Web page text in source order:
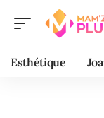
Esthétique